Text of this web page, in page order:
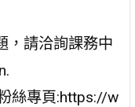
，請洽詢課務中
絲專頁:https://w